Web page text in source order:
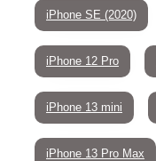
iPhone SE (2020)
iPhone 12 Pro
iPhone 13 mini
iPhone 13 Pro Max